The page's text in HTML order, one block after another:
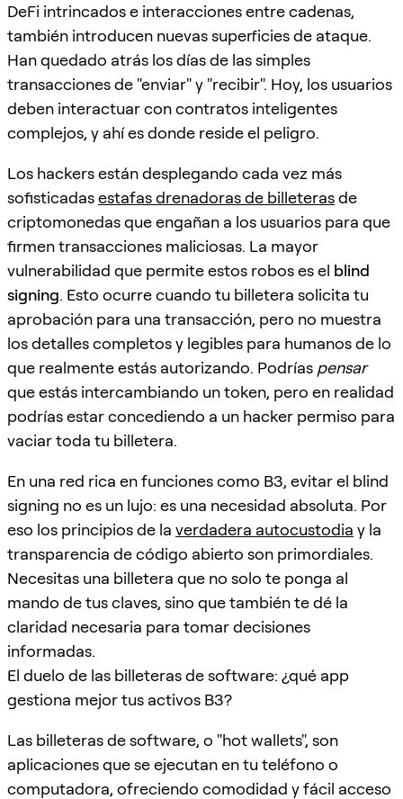
DeFi intrincados e interacciones entre cadenas,
también introducen nuevas superficies de ataque.
Han quedado atrás los días de las simples
transacciones de "enviar" y "recibir". Hoy, los usuarios
deben interactuar con contratos inteligentes
complejos, y ahí es donde reside el peligro.
Los hackers están desplegando cada vez más
sofisticadasestafas drenadoras de billeterasde
criptomonedas que engañan a los usuarios para que
firmen transacciones maliciosas. La mayor
vulnerabilidad que permite estos robos es el blind
signing. Esto ocurre cuando tu billetera solicita tu
aprobación para una transacción, pero no muestra
los detalles completos y legibles para humanos de lo
que realmente estás autorizando. Podrías pensar
que estás intercambiando un token, pero en realidad
podrías estar concediendo a un hacker permiso para
vaciar toda tu billetera.
En una red rica en funciones como B3, evitar el blind
signing no es un lujo: es una necesidad absoluta. Por
eso los principios de la verdadera autocustodia y la
transparencia de código abierto son primordiales.
Necesitas una billetera que no solo te ponga al
mando de tus claves, sino que también te dé la
claridad necesaria para tomar decisiones
informadas.
El duelo de las billeteras de software: ¿qué app
gestiona mejor tus activos B3?
Las billeteras de software, o "hot wallets", son
aplicaciones que se ejecutan en tu teléfono o
computadora, ofreciendo comodidad y fácil acceso